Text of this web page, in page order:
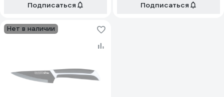
Подписаться Подписаться
Нет в наличии